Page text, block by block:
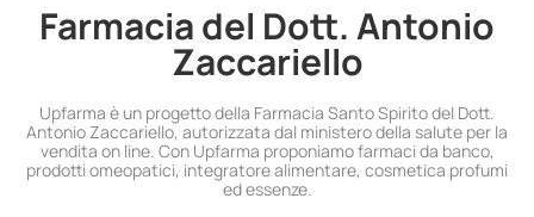
Farmacia del Dott. Antonio
Zaccariello
Upfarma è un progetto della Farmacia Santo Spirito del Dott.
Antonio Zaccariello, autorizzata dal ministero della salute per la
vendita on line. Con Upfarma proponiamo farmaci da banco,
prodotti omeopatici, integratore alimentare, cosmetica profumi
ed essenze.